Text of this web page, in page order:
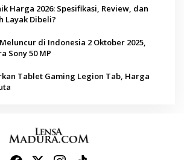
Harga 2026: Spesifikasi, Review, dan
Layak Dibeli?
di Indonesia 2 Oktober 2025,
Sony 50 MP
Tablet Gaming Legion Tab, Harga